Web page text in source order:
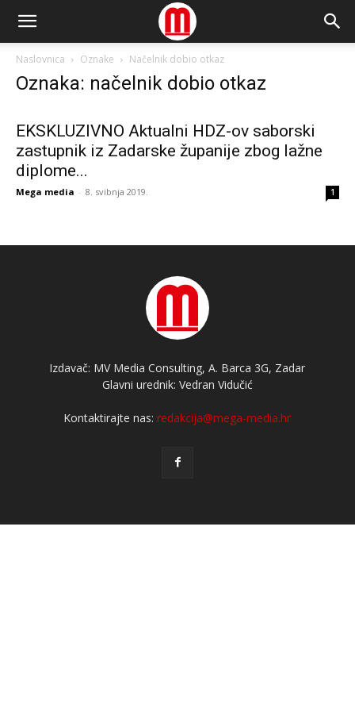
Naslovnica Oznake Načelnik dobio otkaz
Oznaka: načelnik dobio otkaz
EKSKLUZIVNO Aktualni HDZ-ov saborski
zastupnik iz Zadarske županije zbog lažne
diplome...
Mega media - 8. svibnja 2019. 1
Izdavač: MV Media Consulting, A. Barca 3G, Zadar
Glavni urednik: Vedran Vidučić
Kontaktirajte nas:redakcija@mega-media.hr